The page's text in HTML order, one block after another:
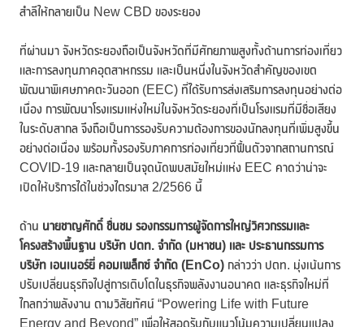
สำลีให้กลายเป็น New CBD ของระยอง
ที่ผ่านมา จังหวัดระยองถือเป็นจังหวัดที่มีศักยภาพสูงทั้งด้านการท่องเที่ยว
และการลงทุนภาคอุตสาหกรรม และเป็นหนึ่งในจังหวัดสำคัญของเขต
พัฒนาพิเศษภาคตะวันออก (EEC) ที่ได้รับการส่งเสริมการลงทุนอย่างต่อ
เนื่อง การพัฒนาโรงแรมแห่งใหม่ในจังหวัดระยองที่เป็นโรงแรมที่มีชื่อเสียง
ในระดับสากล จึงถือเป็นการรองรับความต้องการของนักลงทุนที่เพิ่มสูงขึ้น
อย่างต่อเนื่อง พร้อมทั้งรองรับภาคการท่องเที่ยวที่ฟื้นตัวจากสถานการณ์
COVID-19 และกลายเป็นจุดนัดพบสมัยใหม่แห่ง EEC คาดว่าน่าจะ
เปิดให้บริการได้ในช่วงไตรมาส 2/2566 นี้
ด้าน นายชาญศักดิ์ ชื่นชม รองกรรมการผู้จัดการใหญ่วิศวกรรมและ
โครงสร้างพื้นฐาน บริษัท ปตท. จำกัด (มหาชน) และ ประธานกรรมการ
บริษัท เอนเนอร์ยี่ คอมเพล็กซ์ จำกัด (EnCo) กล่าวว่า ปตท. มุ่งเน้นการ
ปรับเปลี่ยนธุรกิจไปสู่การเติบโตในธุรกิจพลังงานอนาคต และธุรกิจใหม่ที่
ไกลกว่าพลังงาน ตามวิสัยทัศน์ “Powering Life with Future
Energy and Beyond” เพื่อให้สอดรับกับแนวโน้มความเปลี่ยนแปลง